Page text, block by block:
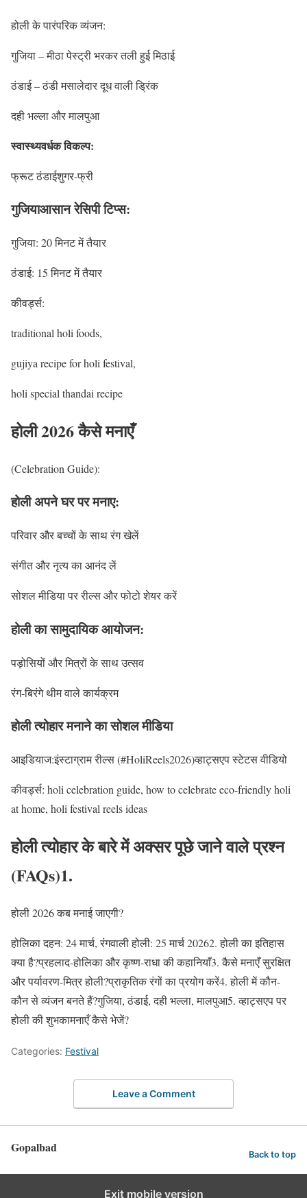
होली के पारंपरिक व्यंजन:
गुजिया – मीठा पेस्ट्री भरकर तली हुई मिठाई
ठंडाई – ठंडी मसालेदार दूध वाली ड्रिंक
दही भल्ला और मालपुआ
स्वास्थ्यवर्धक विकल्प:
फ्रूट ठंडाईशुगर-फ्री
गुजियाआसान रेसिपी टिप्स:
गुजिया: 20 मिनट में तैयार
ठंडाई: 15 मिनट में तैयार
कीवर्ड्स:
traditional holi foods,
gujiya recipe for holi festival,
holi special thandai recipe
होली 2026 कैसे मनाएँ
(Celebration Guide):
होली अपने घर पर मनाए:
परिवार और बच्चों के साथ रंग खेलें
संगीत और नृत्य का आनंद लें
सोशल मीडिया पर रील्स और फोटो शेयर करें
होली का सामुदायिक आयोजन:
पड़ोसियों और मित्रों के साथ उत्सव
रंग-बिरंगे थीम वाले कार्यक्रम
होली त्योहार मनाने का सोशल मीडिया
आइडियाज:इंस्टाग्राम रील्स (#HoliReels2026)व्हाट्सएप स्टेटस वीडियो
कीवर्ड्स: holi celebration guide, how to celebrate eco-friendly holi
at home, holi festival reels ideas
होली त्योहार के बारे में अक्सर पूछे जाने वाले प्रश्न
(FAQs)1.
होली 2026 कब मनाई जाएगी?
होलिका दहन: 24 मार्च, रंगवाली होली: 25 मार्च 20262. होली का इतिहास
क्या है?प्रहलाद-होलिका और कृष्ण-राधा की कहानियाँ3. कैसे मनाएँ सुरक्षित
और पर्यावरण-मित्र होली?प्राकृतिक रंगों का प्रयोग करें4. होली में कौन-
कौन से व्यंजन बनते हैं?गुजिया, ठंडाई, दही भल्ला, मालपुआ5. व्हाट्सएप पर
होली की शुभकामनाएँ कैसे भेजें?
Categories: Festival
Leave a Comment
Gopalbad Back to top
Exit mobile version